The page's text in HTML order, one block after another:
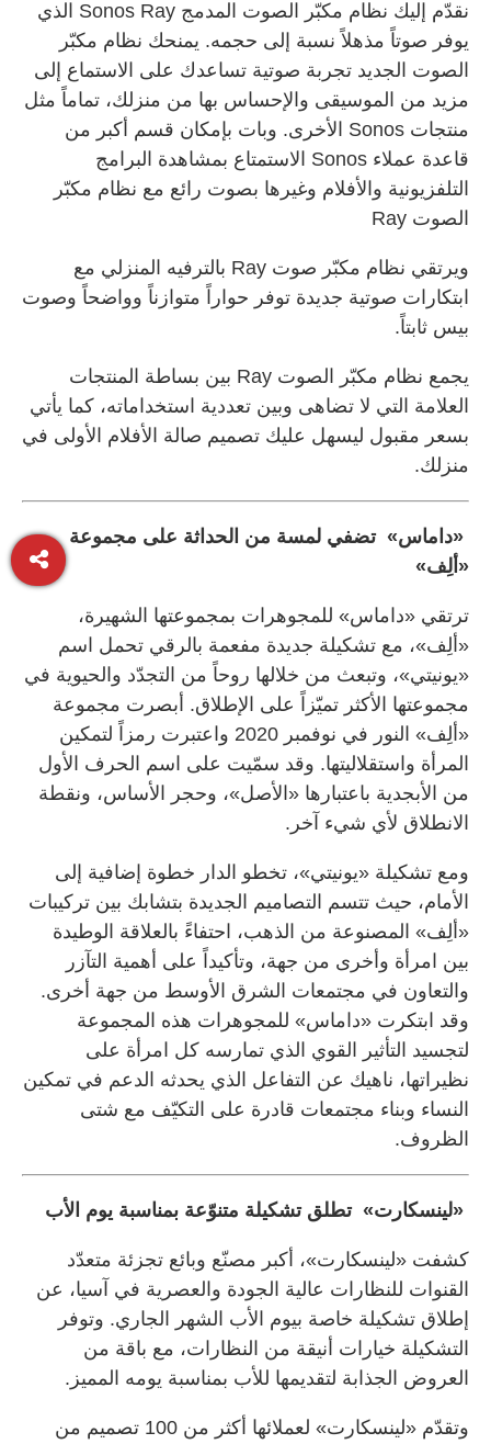
نقدّم إليك نظام مكبّر الصوت المدمج Sonos Ray الذي
يوفر صوتاً مذهلاً نسبة إلى حجمه. يمنحك نظام مكبّر
الصوت الجديد تجربة صوتية تساعدك على الاستماع إلى
مزيد من الموسيقى والإحساس بها من منزلك، تماماً مثل
منتجات Sonos الأخرى. وبات بإمكان قسم أكبر من
قاعدة عملاء Sonos الاستمتاع بمشاهدة البرامج
التلفزيونية والأفلام وغيرها بصوت رائع مع نظام مكبّر
الصوت Ray
ويرتقي نظام مكبّر صوت Ray بالترفيه المنزلي مع
ابتكارات صوتية جديدة توفر حواراً متوازناً وواضحاً وصوت
بيس ثابتاً.
يجمع نظام مكبّر الصوت Ray بين بساطة المنتجات
العلامة التي لا تضاهى وبين تعددية استخداماته، كما يأتي
بسعر مقبول ليسهل عليك تصميم صالة الأفلام الأولى في
منزلك.
«داماس» تضفي لمسة من الحداثة على مجموعة
«ألِف»
ترتقي «داماس» للمجوهرات بمجموعتها الشهيرة،
«ألِف»، مع تشكيلة جديدة مفعمة بالرقي تحمل اسم
«يونيتي»، وتبعث من خلالها روحاً من التجدّد والحيوية في
مجموعتها الأكثر تميّزاً على الإطلاق. أبصرت مجموعة
«ألِف» النور في نوفمبر 2020 واعتبرت رمزاً لتمكين
المرأة واستقلاليتها. وقد سمّيت على اسم الحرف الأول
من الأبجدية باعتبارها «الأصل»، وحجر الأساس، ونقطة
الانطلاق لأي شيء آخر.
ومع تشكيلة «يونيتي»، تخطو الدار خطوة إضافية إلى
الأمام، حيث تتسم التصاميم الجديدة بتشابك بين تركيبات
«ألِف» المصنوعة من الذهب، احتفاءً بالعلاقة الوطيدة
بين امرأة وأخرى من جهة، وتأكيداً على أهمية التآزر
والتعاون في مجتمعات الشرق الأوسط من جهة أخرى.
وقد ابتكرت «داماس» للمجوهرات هذه المجموعة
لتجسيد التأثير القوي الذي تمارسه كل امرأة على
نظيراتها، ناهيك عن التفاعل الذي يحدثه الدعم في تمكين
النساء وبناء مجتمعات قادرة على التكيّف مع شتى
الظروف.
«لينسكارت» تطلق تشكيلة متنوّعة بمناسبة يوم الأب
كشفت «لينسكارت»، أكبر مصنّع وبائع تجزئة متعدّد
القنوات للنظارات عالية الجودة والعصرية في آسيا، عن
إطلاق تشكيلة خاصة بيوم الأب الشهر الجاري. وتوفر
التشكيلة خيارات أنيقة من النظارات، مع باقة من
العروض الجذابة لتقديمها للأب بمناسبة يومه المميز.
وتقدّم «لينسكارت» لعملائها أكثر من 100 تصميم من